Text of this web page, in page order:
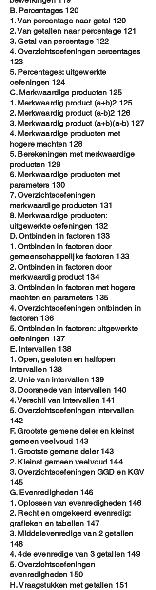
B. Percentages 120
1. Van percentage naar getal 120
2. Van getallen naar percentage 121
3. Getal van percentage 122
4. Overzichtsoefeningen percentages
123
5. Percentages: uitgewerkte
oefeningen 124
C. Merkwaardige producten 125
1. Merkwaardig product (a+b)2 125
2. Merkwaardig product (a-b)2 126
3. Merkwaardig product (a+b)(a-b) 127
4. Merkwaardige producten met
hogere machten 128
5. Berekeningen met merkwaardige
producten 129
6. Merkwaardige producten met
parameters 130
7. Overzichtsoefeningen
merkwaardige producten 131
8. Merkwaardige producten:
uitgewerkte oefeningen 132
D. Ontbinden in factoren 133
1. Ontbinden in factoren door
gemeenschappelijke factoren 133
2. Ontbinden in factoren door
merkwaardig product 134
3. Ontbinden in factoren met hogere
machten en parameters 135
4. Overzichtsoefeningen ontbinden in
factoren 136
5. Ontbinden in factoren: uitgewerkte
oefeningen 137
E. Intervallen 138
1. Open, gesloten en halfopen
intervallen 138
2. Unie van intervallen 139
3. Doorsnede van intervallen 140
4. Verschil van intervallen 141
5. Overzichtsoefeningen intervallen
142
F. Grootste gemene deler en kleinst
gemeen veelvoud 143
1. Grootste gemene deler 143
2. Kleinst gemeen veelvoud 144
3. Overzichtsoefeningen GGD en KGV
145
G. Evenredigheden 146
1. Oplossen van evenredigheden 146
2. Recht en omgekeerd evenredig:
grafieken en tabellen 147
3. Middelevenredige van 2 getallen
148
4. 4de evenredige van 3 getallen 149
5. Overzichtsoefeningen
evenredigheden 150
H. Vraagstukken met getallen 151